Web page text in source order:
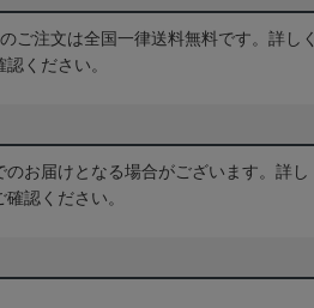
ご注文は全国一律送料無料です。詳しく
認ください。
お届けとなる場合がございます。詳し
確認ください。